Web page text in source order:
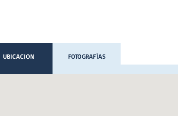
UBICACION FOTOGRAFÍAS